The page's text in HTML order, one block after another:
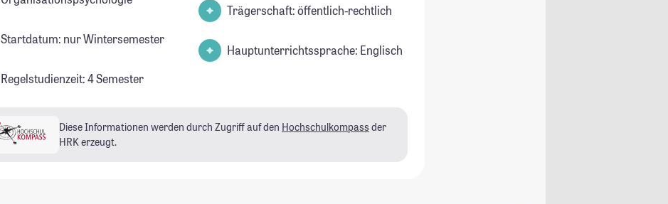
Startdatum: nur Wintersemester
Regelstudienzeit: 4 Semester
Trägerschaft: öffentlich-rechtlich
Hauptunterrichtssprache: Englisch
Diese Informationen werden durch Zugriff auf den Hochschulkompass der
HRK erzeugt.